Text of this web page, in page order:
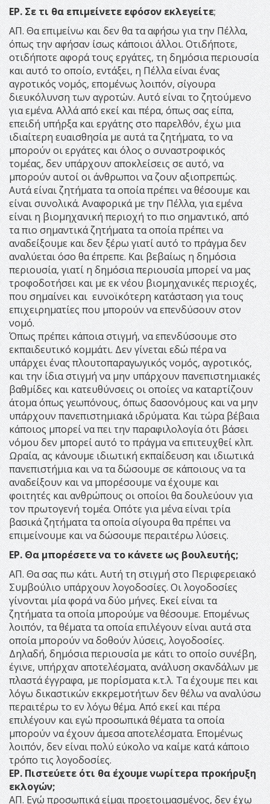
ΕΡ. Σε τι θα επιμείνετε εφόσον εκλεγείτε;
ΑΠ. Θα επιμείνω και δεν θα τα αφήσω για την Πέλλα,
όπως την αφήσαν ίσως κάποιοι άλλοι. Οτιδήποτε,
οτιδήποτε αφορά τους εργάτες, τη δημόσια περιουσία
και αυτό το οποίο, εντάξει, η Πέλλα είναι ένας
αγροτικός νομός, επομένως λοιπόν, σίγουρα
διευκόλυνση των αγροτών. Αυτό είναι το ζητούμενο
για εμένα. Αλλά από εκεί και πέρα, όπως σας είπα,
επειδή υπήρξα και εργάτης στο παρελθόν, έχω μια
ιδιαίτερη ευαισθησία με αυτά τα ζητήματα, το να
μπορούν οι εργάτες και όλος ο συναστροφικός
τομέας, δεν υπάρχουν αποκλείσεις σε αυτό, να
μπορούν αυτοί οι άνθρωποι να ζουν αξιοπρεπώς.
Αυτά είναι ζητήματα τα οποία πρέπει να θέσουμε και
είναι συνολικά. Αναφορικά με την Πέλλα, για εμένα
είναι η βιομηχανική περιοχή το πιο σημαντικό, από
τα πιο σημαντικά ζητήματα τα οποία πρέπει να
αναδείξουμε και δεν ξέρω γιατί αυτό το πράγμα δεν
αναλύεται όσο θα έπρεπε. Και βεβαίως η δημόσια
περιουσία, γιατί η δημόσια περιουσία μπορεί να μας
τροφοδοτήσει και με εκ νέου βιομηχανικές περιοχές,
που σημαίνει και ευνοϊκότερη κατάσταση για τους
επιχειρηματίες που μπορούν να επενδύσουν στον
νομό.
Όπως πρέπει κάποια στιγμή, να επενδύσουμε στο
εκπαιδευτικό κομμάτι. Δεν γίνεται εδώ πέρα να
υπάρχει ένας πλουτοπαραγωγικός νομός, αγροτικός,
και την ίδια στιγμή να μην υπάρχουν πανεπιστημιακές
βαθμίδες και κατευθύνσεις οι οποίες να καταρτίζουν
άτομα όπως γεωπόνους, όπως δασονόμους και να μην
υπάρχουν πανεπιστημιακά ιδρύματα. Και τώρα βέβαια
κάποιος μπορεί να πει την παραφιλολογία ότι βάσει
νόμου δεν μπορεί αυτό το πράγμα να επιτευχθεί κλπ.
Ωραία, ας κάνουμε ιδιωτική εκπαίδευση και ιδιωτικά
πανεπιστήμια και να τα δώσουμε σε κάποιους να τα
αναδείξουν και να μπορέσουμε να έχουμε και
φοιτητές και ανθρώπους οι οποίοι θα δουλεύουν για
τον πρωτογενή τομέα. Οπότε για μένα είναι τρία
βασικά ζητήματα τα οποία σίγουρα θα πρέπει να
επιμείνουμε και να δώσουμε περαιτέρω λύσεις.
ΕΡ. Θα μπορέσετε να το κάνετε ως βουλευτής;
ΑΠ. Θα σας πω κάτι. Αυτή τη στιγμή στο Περιφερειακό
Συμβούλιο υπάρχουν λογοδοσίες. Οι λογοδοσίες
γίνονται μία φορά να δύο μήνες. Εκεί είναι τα
ζητήματα τα οποία μπορούμε να θέσουμε. Επομένως
λοιπόν, τα θέματα τα οποία επιλέγουν είναι αυτά στα
οποία μπορούν να δοθούν λύσεις, λογοδοσίες.
Δηλαδή, δημόσια περιουσία με κάτι το οποίο συνέβη,
έγινε, υπήρχαν αποτελέσματα, ανάλυση σκανδάλων με
πλαστά έγγραφα, με πορίσματα κ.τ.λ. Τα έχουμε πει και
λόγω δικαστικών εκκρεμοτήτων δεν θέλω να αναλύσω
περαιτέρω το εν λόγω θέμα. Από εκεί και πέρα
επιλέγουν και εγώ προσωπικά θέματα τα οποία
μπορούν να έχουν άμεσα αποτελέσματα. Επομένως
λοιπόν, δεν είναι πολύ εύκολο να καίμε κατά κάποιο
τρόπο τις λογοδοσίες.
ΕΡ. Πιστεύετε ότι θα έχουμε νωρίτερα προκήρυξη
εκλογών;
ΑΠ. Εγώ προσωπικά είμαι προετοιμασμένος, δεν έχω